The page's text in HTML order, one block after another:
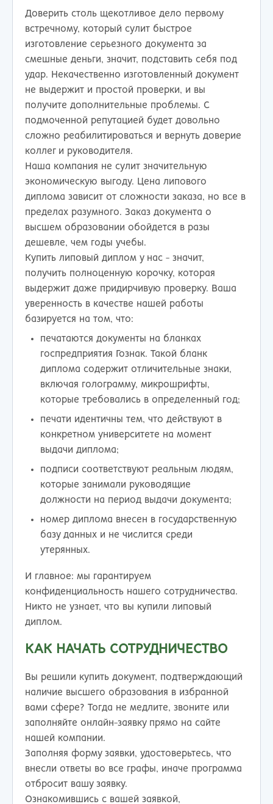
Доверить столь щекотливое дело первому
встречному, который сулит быстрое
изготовление серьезного документа за
смешные деньги, значит, подставить себя под
удар. Некачественно изготовленный документ
не выдержит и простой проверки, и вы
получите дополнительные проблемы. С
подмоченной репутацией будет довольно
сложно реабилитироваться и вернуть доверие
коллег и руководителя.
Наша компания не сулит значительную
экономическую выгоду. Цена липового
диплома зависит от сложности заказа, но все в
пределах разумного. Заказ документа о
высшем образовании обойдется в разы
дешевле, чем годы учебы.
Купить липовый диплом у нас - значит,
получить полноценную корочку, которая
выдержит даже придирчивую проверку. Ваша
уверенность в качестве нашей работы
базируется на том, что:
печатаются документы на бланках
госпредприятия Гознак. Такой бланк
диплома содержит отличительные знаки,
включая голограмму, микрошрифты,
которые требовались в определенный год;
печати идентичны тем, что действуют в
конкретном университете на момент
выдачи диплома;
подписи соответствуют реальным людям,
которые занимали руководящие
должности на период выдачи документа;
номер диплома внесен в государственную
базу данных и не числится среди
утерянных.
И главное: мы гарантируем
конфиденциальность нашего сотрудничества.
Никто не узнает, что вы купили липовый
диплом.
КАК НАЧАТЬ СОТРУДНИЧЕСТВО
Вы решили купить документ, подтверждающий
наличие высшего образования в избранной
вами сфере? Тогда не медлите, звоните или
заполняйте онлайн-заявку прямо на сайте
нашей компании.
Заполняя форму заявки, удостоверьтесь, что
внесли ответы во все графы, иначе программа
отбросит вашу заявку.
Ознакомившись с вашей заявкой,